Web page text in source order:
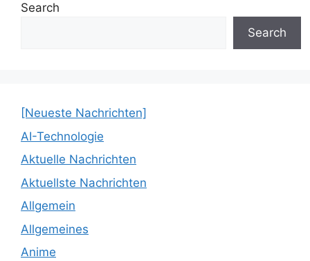
Search
Search
[Neueste Nachrichten]
AI-Technologie
Aktuelle Nachrichten
Aktuellste Nachrichten
Allgemein
Allgemeines
Anime